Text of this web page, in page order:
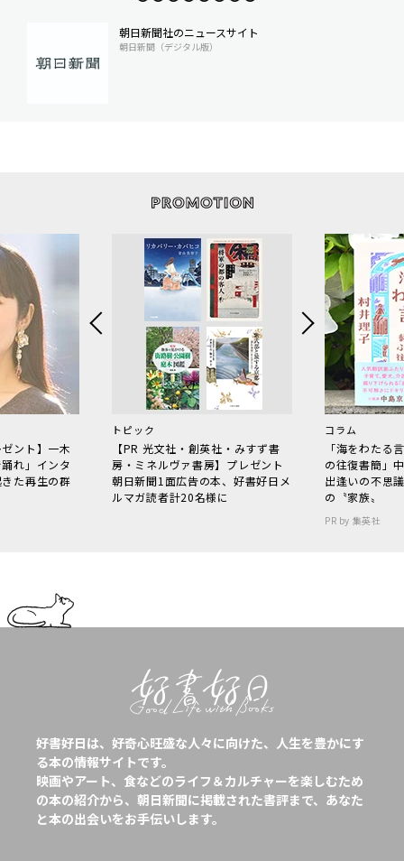
朝日新聞社のニュースサイト
朝日新聞（デジタル版）
ント】一木
れ」インタ
た再生の群
トピック
【PR 光文社・創英社・みすず書
房・ミネルヴァ書房】プレゼント
朝日新聞1面広告の本、好書好日メ
ルマガ読者計20名様に
コラム
「海をわた
の往復書簡」
出逢いの不思
の〝家族〟
PR by 集英社
好書好日は、好奇心旺盛な人々に向けた、人生を豊かにす
る本の情報サイトです。
映画やアート、食などのライフ＆カルチャーを楽しむため
の本の紹介から、朝日新聞に掲載された書評まで、あなた
と本の出会いをお手伝いします。